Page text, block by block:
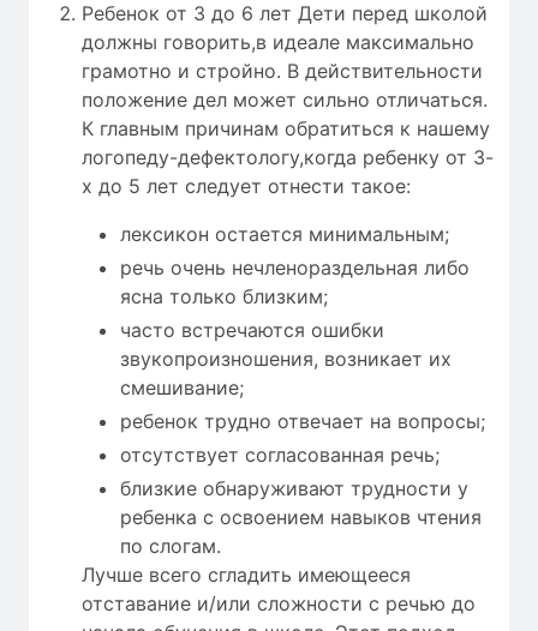
Ребенок от 3 до 6 лет Дети перед школой
должны говорить,в идеале максимально
грамотно и стройно. В действительности
положение дел может сильно отличаться.
К главным причинам обратиться к нашему
логопеду-дефектологу,когда ребенку от 3-
х до 5 лет следует отнести такое:
лексикон остается минимальным;
речь очень нечленораздельная либо
ясна только близким;
часто встречаются ошибки
звукопроизношения, возникает их
смешивание;
ребенок трудно отвечает на вопросы;
отсутствует согласованная речь;
близкие обнаруживают трудности у
ребенка с освоением навыков чтения
по слогам.
Лучше всего сгладить имеющееся
отставание и/или сложности с речью до